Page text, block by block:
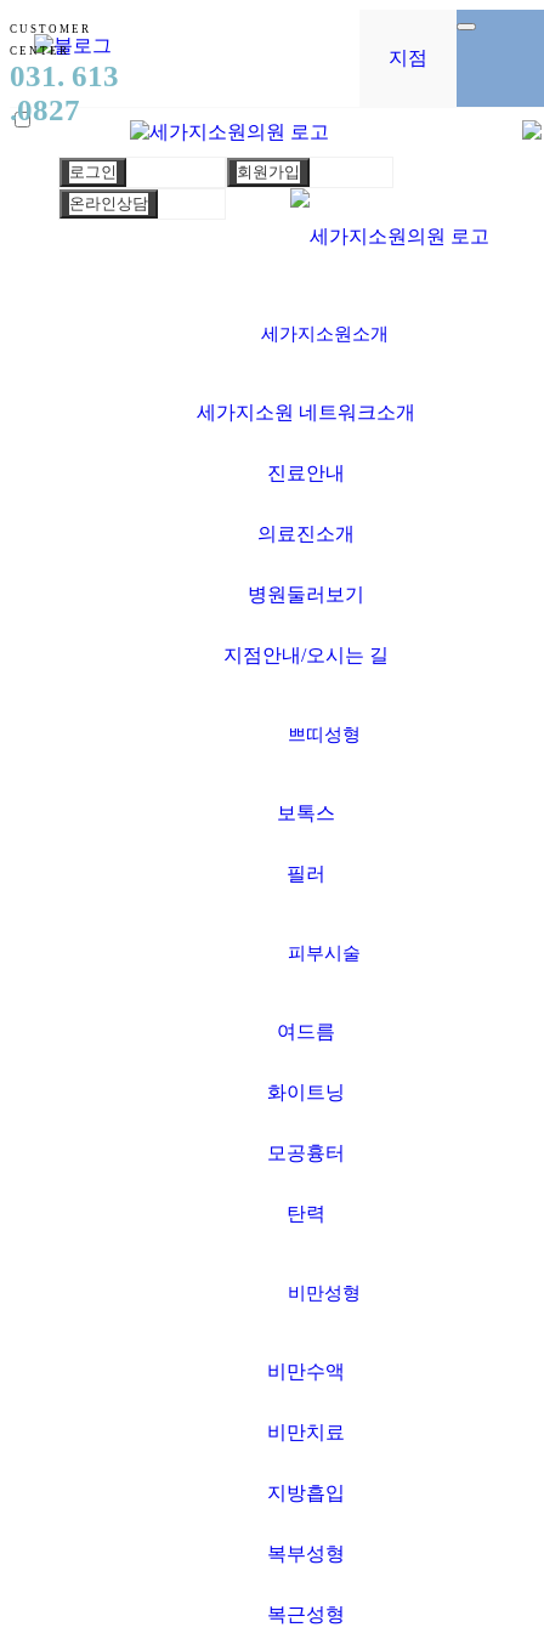
CUSTOMER
CENTER
031. 613
.0827
지점
로그인
회원가입
온라인상담
세가지소원소개
세가지소원 네트워크소개
진료안내
의료진소개
병원둘러보기
지점안내/오시는 길
쁘띠성형
보톡스
필러
피부시술
여드름
화이트닝
모공흉터
탄력
비만성형
비만수액
비만치료
지방흡입
복부성형
복근성형